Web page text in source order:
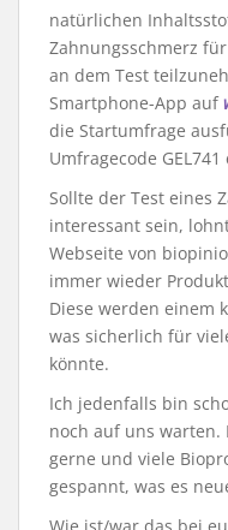
natürlichen
Zahnungsschmerz
an dem Test
Smartphone-App auf
die Startumfrage
Umfragecode
Sollte der Test eines
interessant sein,
Webseite von
immer wieder
Diese werden einem
was sicherlich für
könnte.
Ich jedenfalls bin
noch auf uns
gerne und viele
gespannt, was es